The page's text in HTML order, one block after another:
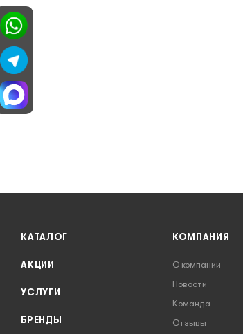
КАТАЛОГ
АКЦИИ
УСЛУГИ
БРЕНДЫ
КОМПАНИЯ
О компании
Новости
Команда
Отзывы